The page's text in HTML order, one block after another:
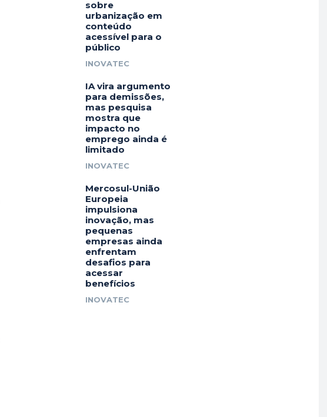
sobre
urbanização em
conteúdo
acessível para o
público
INOVATEC
IA vira argumento
para demissões,
mas pesquisa
mostra que
impacto no
emprego ainda é
limitado
INOVATEC
Mercosul-União
Europeia
impulsiona
inovação, mas
pequenas
empresas ainda
enfrentam
desafios para
acessar
benefícios
INOVATEC